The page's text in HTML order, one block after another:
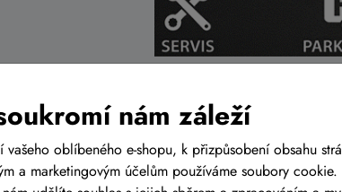
nám záleží
vašeho oblíbeného e-shopu, k přizpůsobení obsahu
a marketingovým účelům používáme soubory